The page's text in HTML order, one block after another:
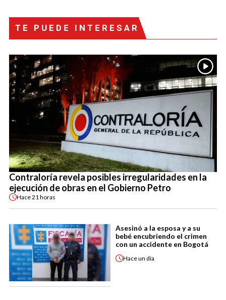
TE PUEDE INTERESAR
Contraloría revela posibles irregularidades en la
ejecución de obras en el Gobierno Petro
Hace21 horas
Asesinó a la esposa y a su
bebé encubriendo el crimen
con un accidente en Bogotá
Haceun día